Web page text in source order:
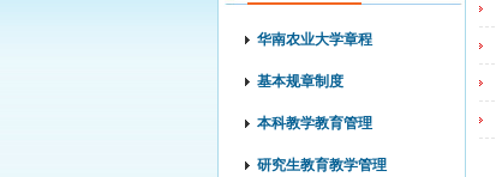
华南农业大学章程
基本规章制度
本科教学教育管理
研究生教育教学管理